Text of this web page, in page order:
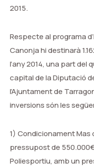
2015.
Respecte al programa
Canonja hi destinarà
l’any 2014, una part del
capital de la Diputació
l’Ajuntament de
inversions són les
1) Condicionament Mas
pressupost de
Poliesportiu, amb un